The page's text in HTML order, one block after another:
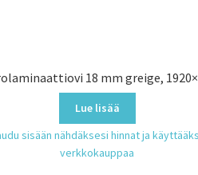
18 mm greige,
Lue lisää
sisään nähdäksesi hinnat ja
verkkokauppaa